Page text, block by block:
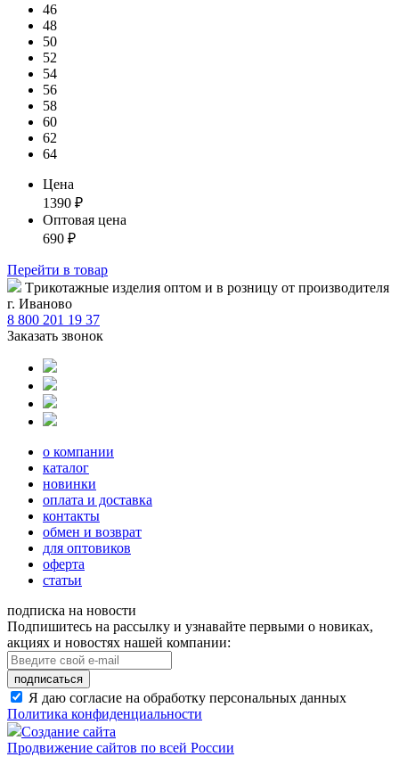
46
48
50
52
54
56
58
60
62
64
Цена
1390 ₽
Оптовая цена
690 ₽
Перейти в товар
Tрикотажные изделия оптом и в розницу от производителя
г. Иваново
8 800 201 19 37
Заказать звонок
о компании
каталог
новинки
оплата и доставка
контакты
обмен и возврат
для оптовиков
оферта
статьи
подписка на новости
Подпишитесь на рассылку и узнавайте первыми о новиках,
акциях и новостях нашей компании:
подписаться
Я даю согласие на обработку персональных данных
Политика конфиденциальности
Создание сайта
Продвижение сайтов по всей России